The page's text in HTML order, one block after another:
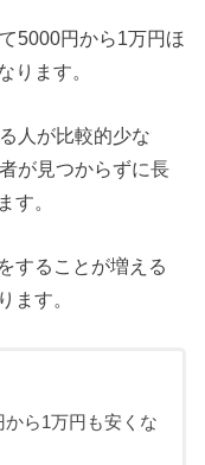
5000円から1万円ほ
ります。
人が比較的少な
が見つからずに長
す。
することが増える
ます。
ら1万円も安くな